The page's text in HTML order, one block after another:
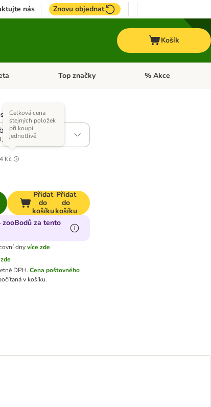
nás Znovu objednat
Košík
Koně Otevřít menu: + VET Dieta
Top značky Otevřít menu: Top
% Akce
2 x 1,3 kg
Kč
Celková cena
stejných položek
při koupi
jednotlivě
Přidat
do
košíku
Přidat
do
košíku
za tento
dny více zde
DPH. Cena poštovného
v košíku.